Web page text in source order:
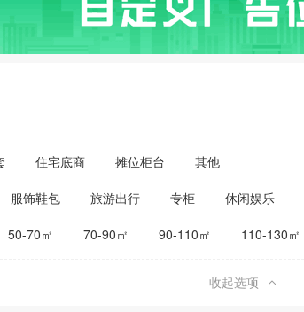
住宅底商 摊位柜台 其他
服饰鞋包 旅游出行 专柜 休闲娱乐
50-70㎡ 70-90㎡ 90-110㎡ 110-130㎡
收起选项